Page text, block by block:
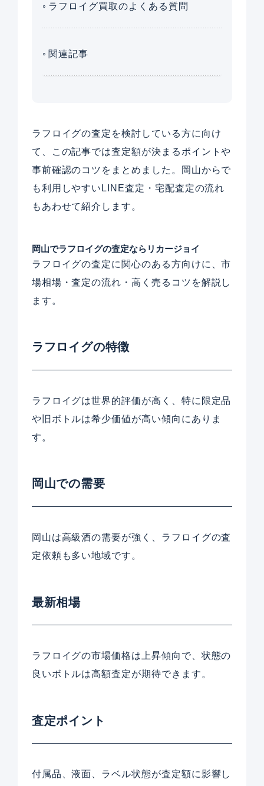
ラフロイグ買取のよくある質問
関連記事
ラフロイグの査定を検討している方に向け
て、この記事では査定額が決まるポイントや
事前確認のコツをまとめました。岡山からで
も利用しやすいLINE査定・宅配査定の流れ
もあわせて紹介します。
岡山でラフロイグの査定ならリカージョイ
ラフロイグの査定に関心のある方向けに、市
場相場・査定の流れ・高く売るコツを解説し
ます。
ラフロイグの特徴
ラフロイグは世界的評価が高く、特に限定品
や旧ボトルは希少価値が高い傾向にありま
す。
岡山での需要
岡山は高級酒の需要が強く、ラフロイグの査
定依頼も多い地域です。
最新相場
ラフロイグの市場価格は上昇傾向で、状態の
良いボトルは高額査定が期待できます。
査定ポイント
付属品、液面、ラベル状態が査定額に影響し